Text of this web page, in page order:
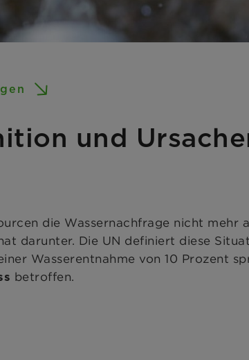
und
die Wassernachfrage nicht mehr
darunter. Die UN definiert diese
Wasserentnahme von 10 Prozent
betroffen.